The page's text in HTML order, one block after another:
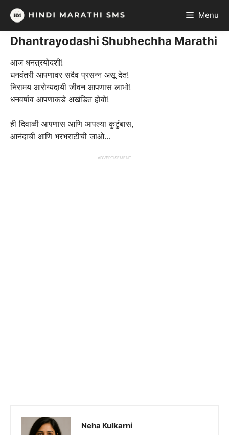
Skip
content
Menu
Dhantrayodashi Shubhechha Marathi
आज धनत्रयोदशी!
धनवंतरी आपणावर सदैव प्रसन्न असू देत!
निरामय आरोग्यदायी जीवन आपणास लाभो!
धनवर्षाव आपणाकडे अखंडित होवो!
ही दिवाळी आपणास आणि आपल्या कुटुंबास,
आनंदाची आणि भरभराटीची जाओ…
ADVERTISEMENT
Neha Kulkarni